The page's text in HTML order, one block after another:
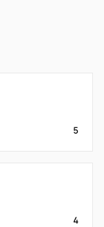
5
4